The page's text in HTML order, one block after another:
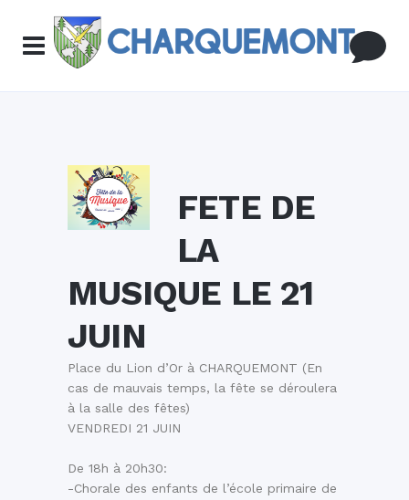
FETE DE
LA
MUSIQUE LE 21
JUIN
Place du Lion d’Or à CHARQUEMONT (En
cas de mauvais temps, la fête se déroulera
à la salle des fêtes)
VENDREDI 21 JUIN
De 18h à 20h30:
-Chorale des enfants de l’école primaire de